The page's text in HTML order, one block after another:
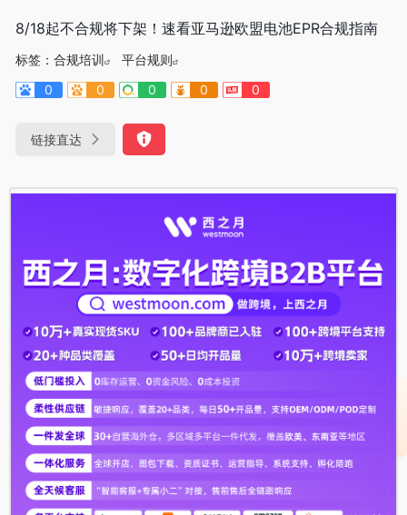
8/18起不合规将下架！速看亚马逊欧盟电池EPR合规指南
标签： 合规培训
平台规则
0
0 0 0 0
链接直达